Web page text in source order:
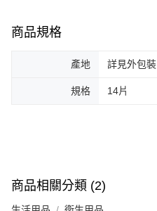
商品規格
產地 詳見外包裝
規格 14片
商品相關分類 (2)